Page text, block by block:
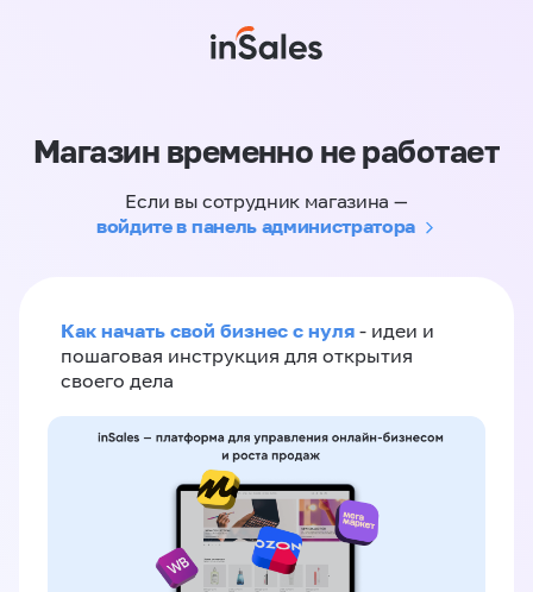
Магазин временно не работает
Если вы сотрудник магазина —
войдите в панель администратора
Как начать свой бизнес с нуля - идеи и
пошаговая инструкция для открытия
своего дела